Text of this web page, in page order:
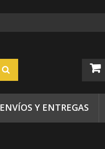
ENVÍOS Y ENTREGAS